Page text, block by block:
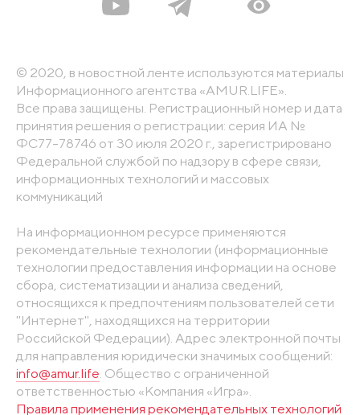
© 2020, в новостной ленте используются материалы
Информационного агентства «AMUR.LIFE».
Все права защищены. Регистрационный номер и дата
принятия решения о регистрации: серия ИА №
ФС77-78746 от 30 июля 2020 г., зарегистрировано
Федеральной службой по надзору в сфере связи,
информационных технологий и массовых
коммуникаций
На информационном ресурсе применяются
рекомендательные технологии (информационные
технологии предоставления информации на основе
сбора, систематизации и анализа сведений,
относящихся к предпочтениям пользователей сети
"Интернет", находящихся на территории
Российской Федерации). Адрес электронной почты
для направления юридически значимых сообщений:
info@amur.life. Общество с ограниченной
ответственностью «Компания «Игра».
Правила применения рекомендательных технологий